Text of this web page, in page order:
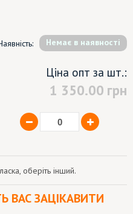
Немає в наявності
Ціна опт за шт.:
1 350.00 грн
оберіть інший.
ВАС ЗАЦІКАВИТИ